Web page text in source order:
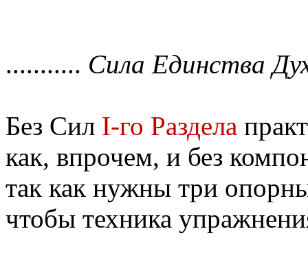
........... Сила Единства
Без Сил I-го Раздела
как, впрочем, и без
так как нужны три
чтобы техника